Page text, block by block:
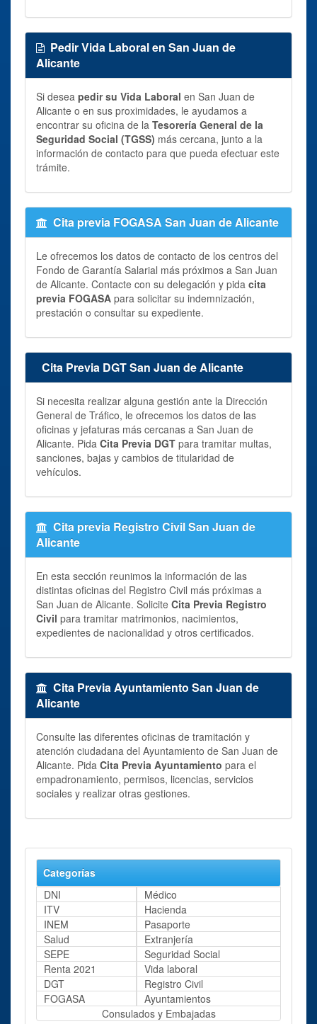
Pedir Vida Laboral en San Juan de
Alicante
Si desea pedir su Vida Laboral en San Juan de
Alicante o en sus proximidades, le ayudamos a
encontrar su oficina de la Tesorería General de la
Seguridad Social (TGSS) más cercana, junto a la
información de contacto para que pueda efectuar este
trámite.
Cita previa FOGASA San Juan de Alicante
Le ofrecemos los datos de contacto de los centros del
Fondo de Garantía Salarial más próximos a San Juan
de Alicante. Contacte con su delegación y pida cita
previa FOGASA para solicitar su indemnización,
prestación o consultar su expediente.
Cita Previa DGT San Juan de Alicante
Si necesita realizar alguna gestión ante la Dirección
General de Tráfico, le ofrecemos los datos de las
oficinas y jefaturas más cercanas a San Juan de
Alicante. Pida Cita Previa DGT para tramitar multas,
sanciones, bajas y cambios de titularidad de
vehículos.
Cita previa Registro Civil San Juan de
Alicante
En esta sección reunimos la información de las
distintas oficinas del Registro Civil más próximas a
San Juan de Alicante. Solicite Cita Previa Registro
Civil para tramitar matrimonios, nacimientos,
expedientes de nacionalidad y otros certificados.
Cita Previa Ayuntamiento San Juan de
Alicante
Consulte las diferentes oficinas de tramitación y
atención ciudadana del Ayuntamiento de San Juan de
Alicante. Pida Cita Previa Ayuntamiento para el
empadronamiento, permisos, licencias, servicios
sociales y realizar otras gestiones.
Categorías
DNI
Médico
ITV
Hacienda
INEM
Pasaporte
Salud
Extranjería
SEPE
Seguridad Social
Renta 2021
Vida laboral
DGT
Registro Civil
FOGASA
Ayuntamientos
Consulados y Embajadas